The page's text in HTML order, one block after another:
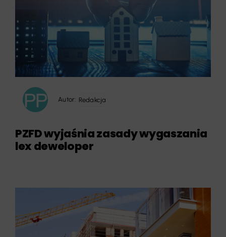
Autor: Redakcja
PZFD wyjaśnia zasady wygaszania
lex deweloper